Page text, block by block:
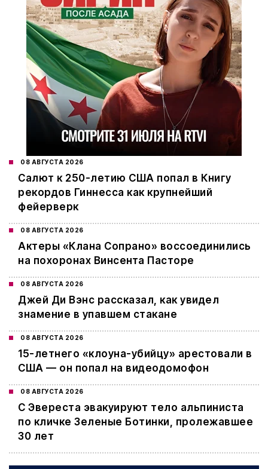
08 АВГУСТА 2026
Салют к 250-летию США попал в Книгу
рекордов Гиннесса как крупнейший
фейерверк
08 АВГУСТА 2026
Актеры «Клана Сопрано» воссоединились
на похоронах Винсента Пасторе
08 АВГУСТА 2026
Джей Ди Вэнс рассказал, как увидел
знамение в упавшем стакане
08 АВГУСТА 2026
15-летнего «клоуна-убийцу» арестовали в
США — он попал на видеодомофон
08 АВГУСТА 2026
С Эвереста эвакуируют тело альпиниста
по кличке Зеленые Ботинки, пролежавшее
30 лет